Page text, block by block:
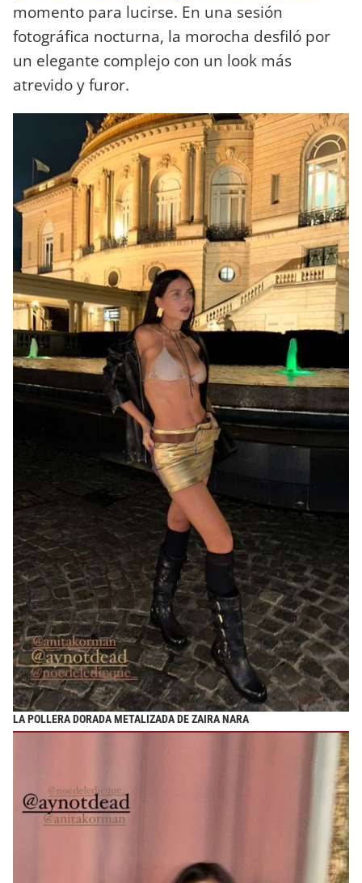
momento para lucirse. En una sesión
fotográfica nocturna, la morocha desfiló por
un elegante complejo con un look más
atrevido y furor.
LA POLLERA DORADA METALIZADA DE ZAIRA NARA